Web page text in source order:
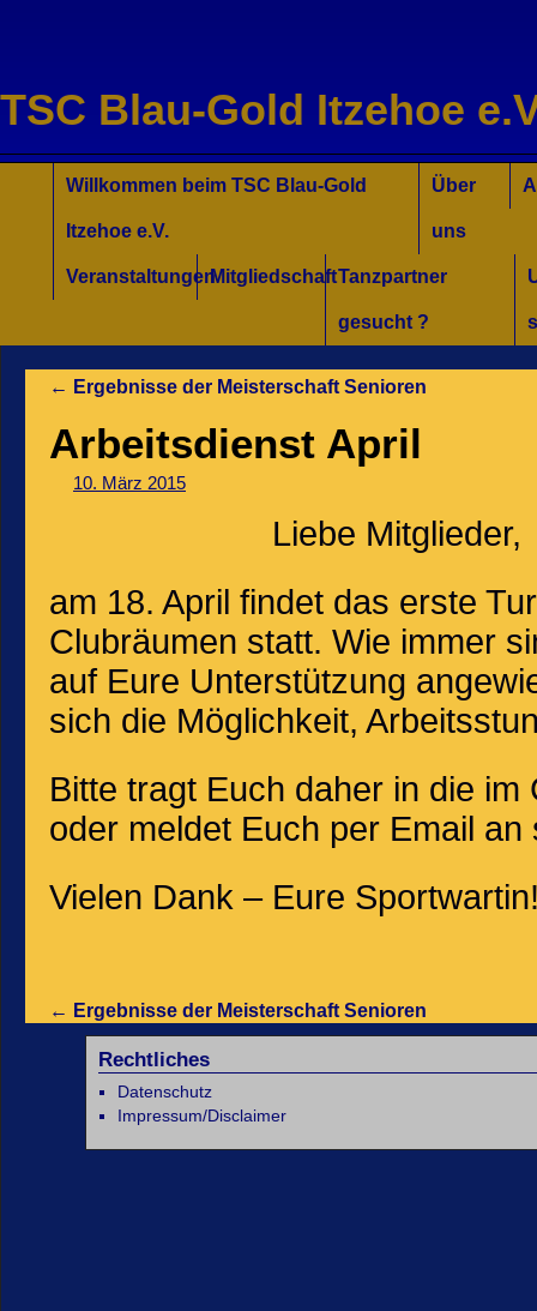
TSC Blau-Gold Itzehoe
Willkommen für Interessierte
Tanzkurse Aktuell
Unsere Trainer/innen
Turniersport
Jugend/Kinder
Willkommen beim TSC Blau-Gold
Itzehoe e.V.
Über
uns
VeranstaltungenMitgliedschaftTanzpartner
gesucht ?
← Ergebnisse der Meisterschaft Senioren
Arbeitsdienst April
10. März 2015
Liebe Mitglieder,
am 18. April findet das erste
Clubräumen statt. Wie immer
auf Eure Unterstützung
sich die Möglichkeit,
Bitte tragt Euch daher in die
oder meldet Euch per Email
Vielen Dank – Eure
← Ergebnisse der Meisterschaft Senioren
Rechtliches
Datenschutz
Impressum/Disclaimer